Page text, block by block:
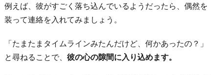
お
わ
り
に
例えば、彼がすごく落ち込んでいるようだったら、偶然を
装って連絡を入れてみましょう。
「たまたまタイムラインみたんだけど、何かあったの？」
と尋ねることで、 彼の心の隙間に入り込めます。